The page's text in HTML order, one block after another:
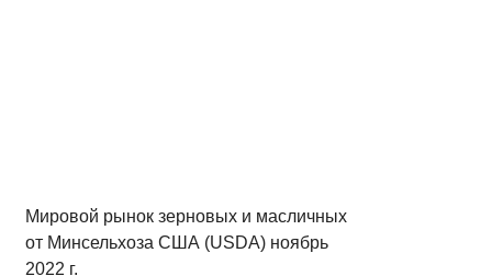
Мировой рынок зерновых и масличных
от Минсельхоза США (USDA) ноябрь
2022 г.